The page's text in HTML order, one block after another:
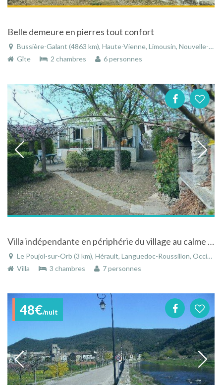
Belle demeure en pierres tout confort
Bussière-Galant (4863 km), Haute-Vienne, Limousin, Nouvelle-Aquitaine, France
Gîte
2 chambres 6 personnes
Villa indépendante en périphérie du village au calme avec terrain privé clos fleurie et arboré
Le Poujol-sur-Orb (3 km), Hérault, Languedoc-Roussillon, Occitanie, France
Villa
3 chambres 7 personnes
48€/nuit